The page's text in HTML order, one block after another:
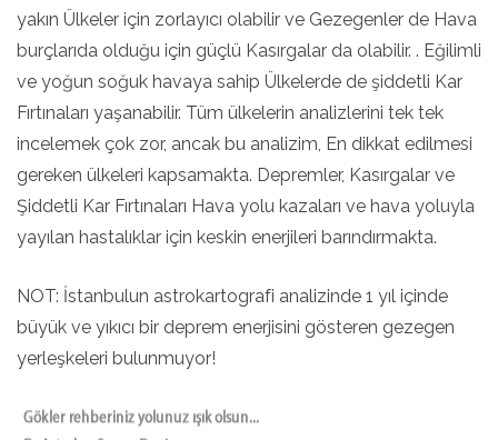
yakın Ülkeler için zorlayıcı olabilir ve Gezegenler de Hava
burçlarıda olduğu için güçlü Kasırgalar da olabilir. . Eğilimli
ve yoğun soğuk havaya sahip Ülkelerde de şiddetli Kar
Fırtınaları yaşanabilir. Tüm ülkelerin analizlerini tek tek
incelemek çok zor, ancak bu analizim, En dikkat edilmesi
gereken ülkeleri kapsamakta. Depremler, Kasırgalar ve
Şiddetli Kar Fırtınaları Hava yolu kazaları ve hava yoluyla
yayılan hastalıklar için keskin enerjileri barındırmakta.
NOT: İstanbulun astrokartografi analizinde 1 yıl içinde
büyük ve yıkıcı bir deprem enerjisini gösteren gezegen
yerleşkeleri bulunmuyor!